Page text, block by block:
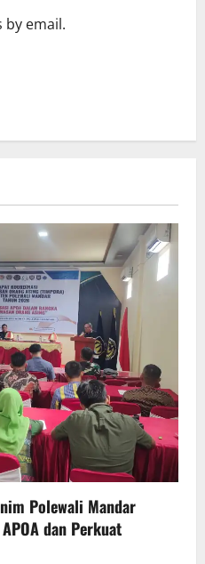
by email.
Polewali Mandar
dan Perkuat